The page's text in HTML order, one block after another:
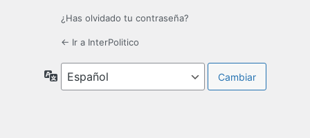
¿Has olvidado tu contraseña?
← Ir a InterPolitico
Idioma